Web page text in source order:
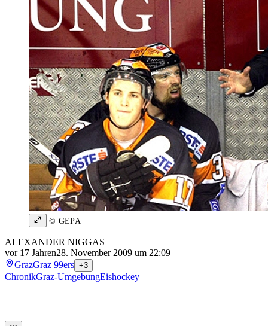
© GEPA
ALEXANDER NIGGAS
vor 17 Jahren28. November 2009 um 22:09
GrazGraz 99ers +3
ChronikGraz-UmgebungEishockey